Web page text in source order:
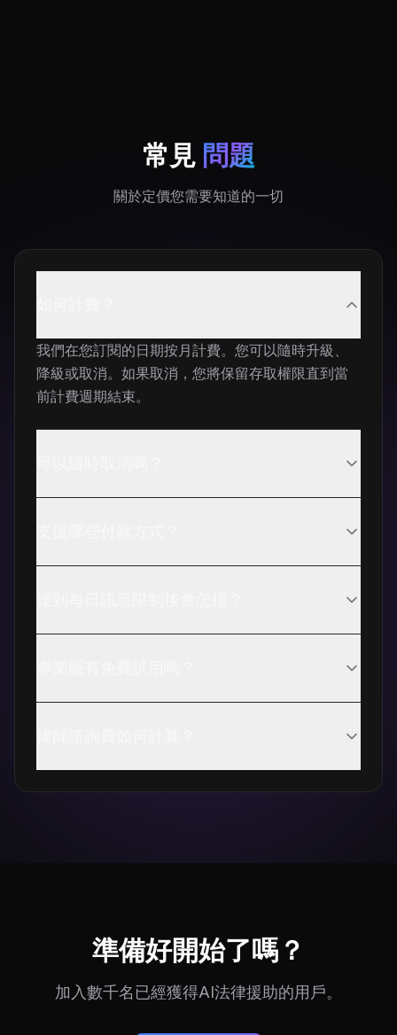
常見 問題
關於定價您需要知道的一切
我們在您訂閱的日期按月計費。您可以隨時升級、
降級或取消。如果取消，您將保留存取權限直到當
前計費週期結束。
理由。您的存取權限將持續到當前計費週期結束。
卡（Visa、Mastercard、American Express）和
費用戶每天8條訊息，專業版用戶20條。您可以隨時
驗核心功能。當您準備好需要更多時，升級到專業
準備好開始了嗎？
加入數千名已經獲得AI法律援助的用戶。